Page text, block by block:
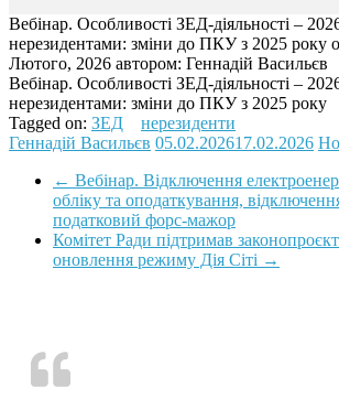
Вебінар. Особливості ЗЕД-діяльності –
нерезидентами: зміни до ПКУ з 2025 року
Лютого, 2026 автором: Геннадій Васильєв
Вебінар. Особливості ЗЕД-діяльності –
нерезидентами: зміни до ПКУ з 2025 року
Tagged on: ЗЕД
нерезиденти
Геннадій Васильєв 05.02.202617.02.2026
← Вебінар. Відключення
обліку та оподаткування,
податковий форс-мажор
Комітет Ради підтримав
оновлення режиму Дія Сіті →